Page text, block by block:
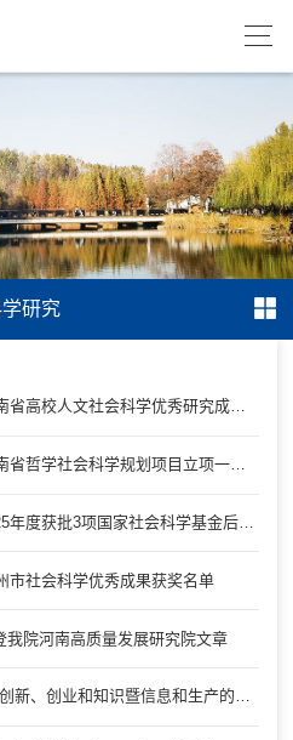
研究
我院2025年度河南省高校人文社会科学优秀研究成果奖获奖名单
我院2025年度河南省哲学社会科学规划项目立项一览表
市社会科学优秀成果获奖名单
我院河南高质量发展研究院文章
商学院承办2025“创新、创业和知识暨信息和生产的创新管理”国际会议